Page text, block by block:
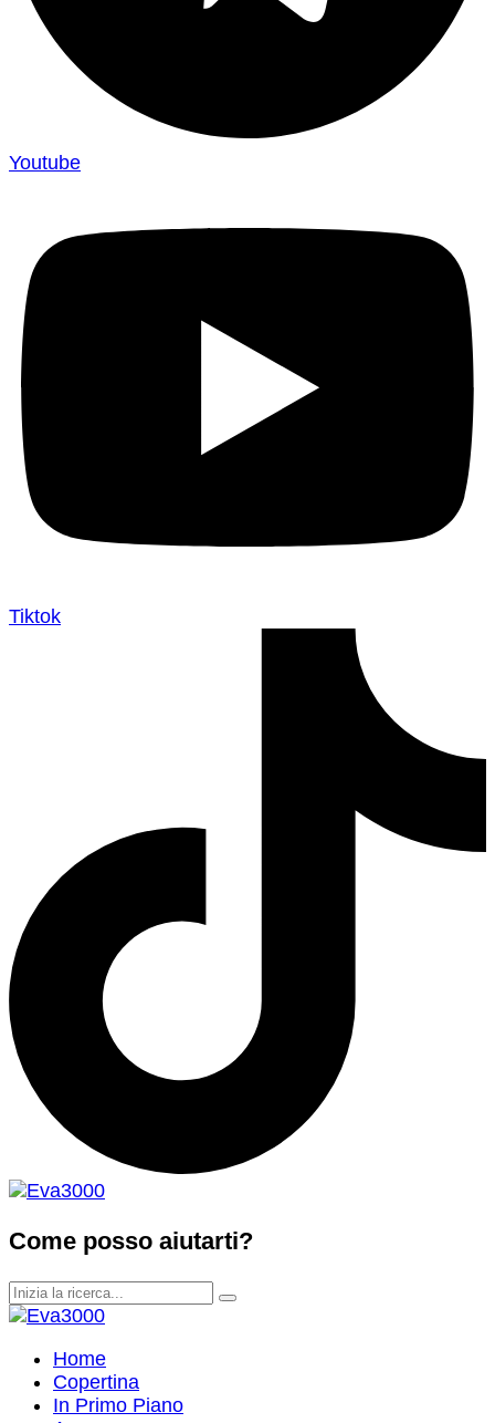
Youtube
Tiktok
Come posso aiutarti?
Home
Copertina
In Primo Piano